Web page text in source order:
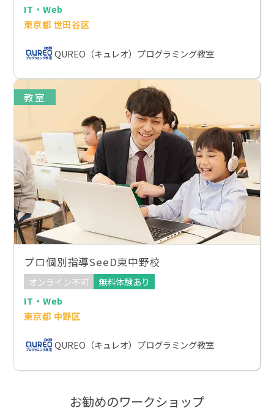
IT・Web
東京都 世田谷区
QUREO（キュレオ）プログラミング教室
教室
プロ個別指導SeeD東中野校
オンライン不可
無料体験あり
IT・Web
東京都 中野区
QUREO（キュレオ）プログラミング教室
お勧めのワークショップ